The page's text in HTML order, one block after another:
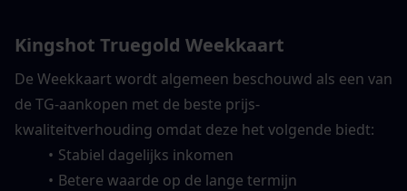
Kingshot Truegold Weekkaart
De Weekkaart wordt algemeen beschouwd als een van
de TG-aankopen met de beste prijs-
kwaliteitverhouding omdat deze het volgende biedt:
Stabiel dagelijks inkomen
Betere waarde op de lange termijn